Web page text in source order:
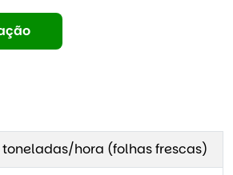
toneladas/hora (folhas frescas)